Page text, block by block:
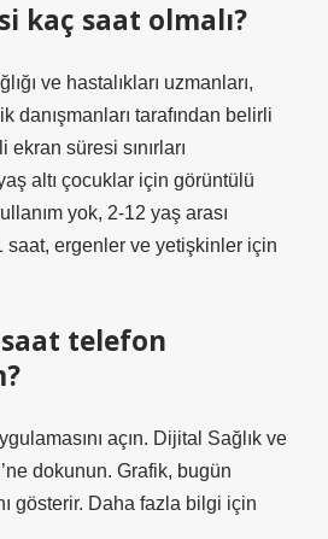
kaç saat olmalı?
ve hastalıkları uzmanları,
danışmanları tarafından belirli
süresi sınırları
altı çocuklar için görüntülü
yok, 2-12 yaş arası
saat, ergenler ve yetişkinler için
telefon
açın. Dijital Sağlık ve
dokunun. Grafik, bugün
gösterir. Daha fazla bilgi için